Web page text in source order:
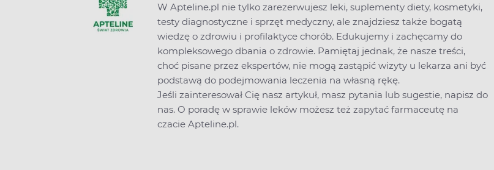
W Apteline.pl nie tylko zarezerwujesz leki, suplementy diety, kosmetyki,
testy diagnostyczne i sprzęt medyczny, ale znajdziesz także bogatą
wiedzę o zdrowiu i profilaktyce chorób. Edukujemy i zachęcamy do
kompleksowego dbania o zdrowie. Pamiętaj jednak, że nasze treści,
choć pisane przez ekspertów, nie mogą zastąpić wizyty u lekarza ani być
podstawą do podejmowania leczenia na własną rękę.
Jeśli zainteresował Cię nasz artykuł, masz pytania lub sugestie, napisz do
nas. O poradę w sprawie leków możesz też zapytać farmaceutę na
czacie Apteline.pl.